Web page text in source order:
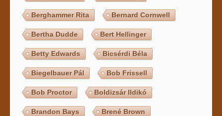
Berghammer Rita Bernard Cornwell
Bertha Dudde Bert Hellinger
Betty Edwards Bicsérdi Béla
Biegelbauer Pál Bob Frissell
Bob Proctor Boldizsár Ildikó
Brandon Bays Brené Brown